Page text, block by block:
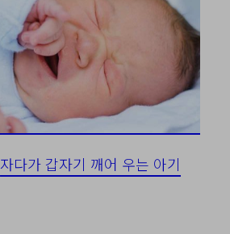
자다가 갑자기 깨어 우는 아기